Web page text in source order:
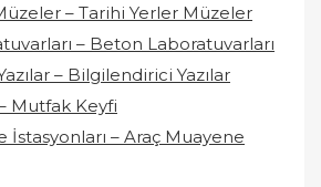
– Tarihi Yerler Müzeler
– Beton Laboratuvarları
– Bilgilendirici Yazılar
Mutfak Keyfi
İstasyonları – Araç Muayene